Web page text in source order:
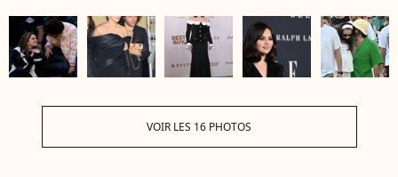
VOIR LES 16 PHOTOS